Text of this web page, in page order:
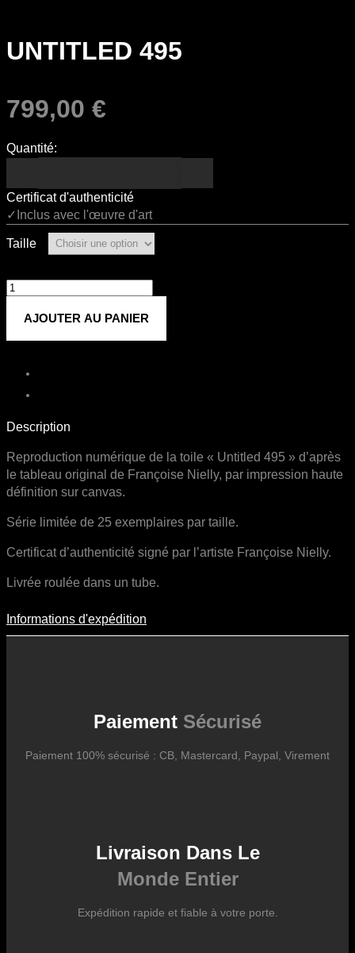
UNTITLED 495
799,00 €
Quantité:
Certificat d'authenticité
✓Inclus avec l'œuvre d'art
Taille
quantité
Untitled
495
AJOUTER AU PANIER
Description
Reproduction numérique de la toile « Untitled 495 » d’après
le tableau original de Françoise Nielly, par impression haute
définition sur canvas.
Série limitée de 25 exemplaires par taille.
Certificat d’authenticité signé par l’artiste Françoise Nielly.
Livrée roulée dans un tube.
Informations D'expédition
des fluctuations tarifaires des transporteurs internationaux.
Informations d'expédition
Paiement Sécurisé
Paiement 100% sécurisé : CB, Mastercard, Paypal, Virement
Livraison Dans Le
Monde Entier
Expédition rapide et fiable à votre porte.